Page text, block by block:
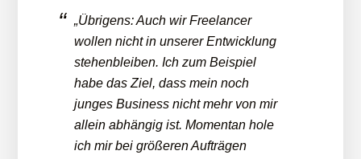
„Übrigens: Auch wir Freelancer
wollen nicht in unserer Entwicklung
stehenbleiben. Ich zum Beispiel
habe das Ziel, dass mein noch
junges Business nicht mehr von mir
allein abhängig ist. Momentan hole
ich mir bei größeren Aufträgen